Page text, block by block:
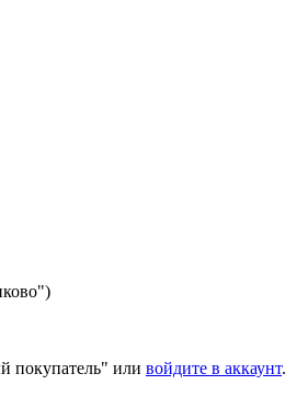
покупатель" или войдите в аккаунт.